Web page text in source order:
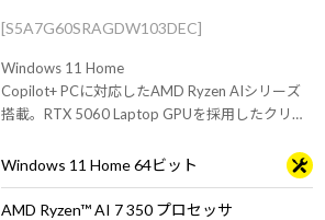
[S5A7G60SRAGDW103DEC]
Windows 11 Home
Copilot+ PCに対応したAMD Ryzen AIシリーズ
搭載。RTX 5060 Laptop GPUを採用したクリエ
Windows 11 Home 64ビット
AMD Ryzen™ AI 7 350 プロセッサ